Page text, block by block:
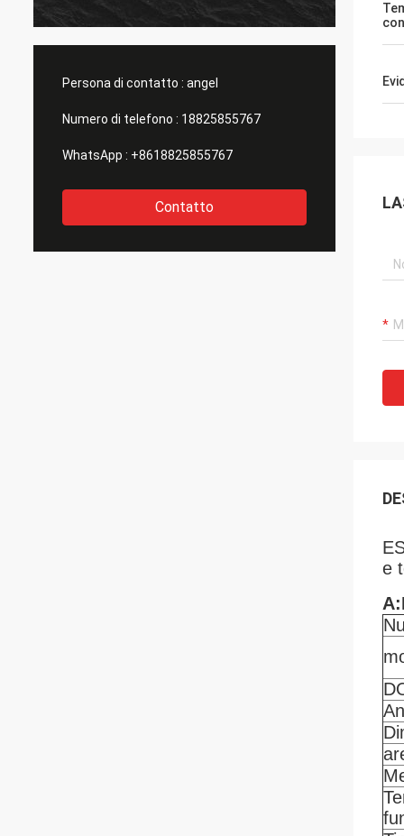
Persona di contatto : angel
Numero di telefono : 18825855767
WhatsApp : +8618825855767
Contatto
e